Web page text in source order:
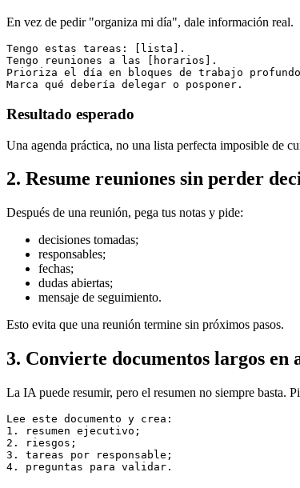
En vez de pedir "organiza mi día", dale información real.
Tengo estas tareas: [lista].
Tengo reuniones a las [horarios].
Prioriza el día en bloques de trabajo
Resultado esperado
Una agenda práctica, no una lista perfecta imposible de
2. Resume reuniones sin perder
Después de una reunión, pega tus notas y pide:
decisiones tomadas;
responsables;
fechas;
dudas abiertas;
mensaje de seguimiento.
Esto evita que una reunión termine sin próximos pasos.
3. Convierte documentos largos en
La IA puede resumir, pero el resumen no siempre basta.
Lee este documento y crea:
1. resumen ejecutivo;
2. riesgos;
3. tareas por responsable;